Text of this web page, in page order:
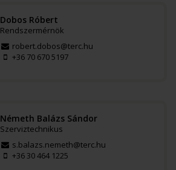
Dobos Róbert
Rendszermérnök
robert.dobos@terc.hu
+36 70 670 5197
Németh Balázs Sándor
Szerviztechnikus
s.balazs.nemeth@terc.hu
+36 30 464 1225